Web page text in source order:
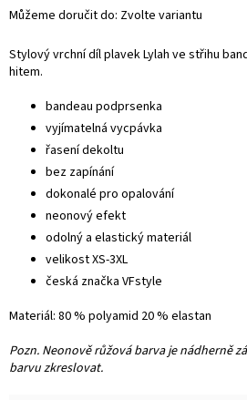
Můžeme doručit do: Zvolte variantu
Stylový vrchní díl plavek Lylah ve střihu
hitem.
bandeau podprsenka
vyjímatelná vycpávka
řasení dekoltu
bez zapínání
dokonalé pro opalování
neonový efekt
odolný a elastický materiál
velikost XS-3XL
česká značka VFstyle
Materiál: 80 % polyamid 20 % elastan
Pozn. Neonově růžová barva je nádherně
barvu zkreslovat.